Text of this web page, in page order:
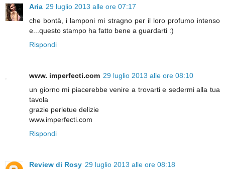
Aria 29 luglio 2013 alle ore 07:17
che bontà, i lamponi mi stragno per il loro profumo intenso
e...questo stampo ha fatto bene a guardarti :)
Rispondi
www. imperfecti.com 29 luglio 2013 alle ore 08:10
un giorno mi piacerebbe venire a trovarti e sedermi alla tua
tavola
grazie perletue delizie
www.imperfecti.com
Rispondi
Review di Rosy 29 luglio 2013 alle ore 08:18